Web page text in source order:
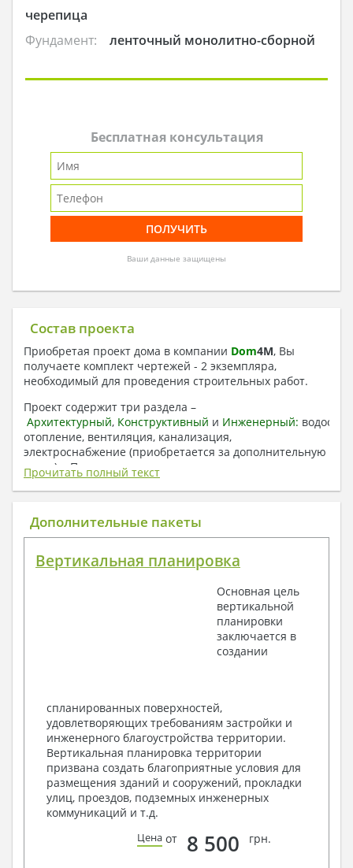
черепица
Фундамент:
ленточный монолитно-сборной
Бесплатная консультация
Ваши данные защищены
Состав проекта
Приобретая проект дома в компании Dom4M, Вы
получаете комплект чертежей - 2 экземпляра,
необходимый для проведения строительных работ.
Проект содержит три раздела –
Архитектурный, Конструктивный и Инженерный:
отопление, вентиляция, канализация,
электроснабжение (приобретается за дополнительную
плату) + Пояснительная записка.
1. Архитектурный раздел:
Общие данные по проекту
План координационных осей
Поэтажные маркировочные планы с
Разрезы и состав конструкций
Фасады с ведомостью внешних отделок
Элементы проемов – спецификация
Ведомость перемычек – сечения и
Архитектурные узлы в конструкциях
2. Конструктивный раздел:
Общие данные по проекту
Схемы расположения и расчеты фундаментов
Элементы каркаса – схемы расположения
Схема расположения перекрытий
Опоры перекрытия на стены или Узлы
Элементы кровли – схемы расположения
Прочитать полный текст
Дополнительные пакеты
Вертикальная планировка
Основная цель
вертикальной
планировки
заключается в
создании
спланированных поверхностей,
удовлетворяющих требованиям застройки и
инженерного благоустройства территории.
Вертикальная планировка территории
призвана создать благоприятные условия для
размещения зданий и сооружений, прокладки
улиц, проездов, подземных инженерных
коммуникаций и т.д.
Цена от 8 500 грн.